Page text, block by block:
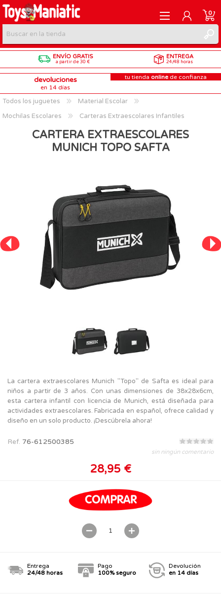
REGISTRARME
INICIAR SESIÓN
0
ENVÍO GRATIS
a partir de 30 €
ENTREGA
24/48 horas
devoluciones
en 14 días
tu tienda online de confianza
Todos los juguetes
Material Escolar
Mochilas Escolares
Carteras Extraescolares Infantiles
CARTERA EXTRAESCOLARES
MUNICH TOPO SAFTA
La cartera extraescolares Munich "Topo" de Safta es ideal para
niños a partir de 3 años. Con unas dimensiones de 38x28x6cm,
esta cartera infantil con licencia de Munich, está diseñada para
actividades extraescolares. Fabricada en español, ofrece calidad y
diseño en un solo producto. ¡Descúbrela ahora!
Ref. 76-612500385
sin ningún comentario
28,95 €
Entrega
24/48 horas
Pago
100% seguro
Devolución
en 14 días